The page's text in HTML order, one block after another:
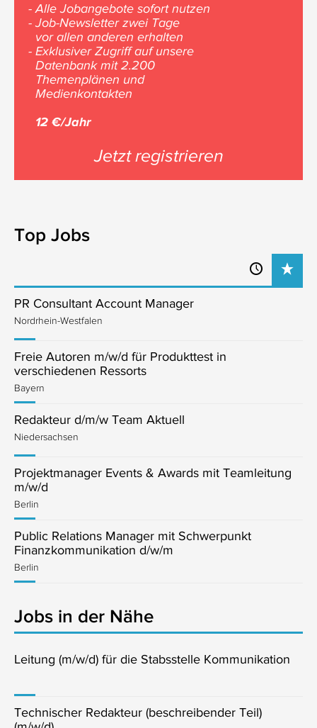
- Alle Jobangebote sofort nutzen
- Job-Newsletter zwei Tage
vor allen anderen erhalten
- Exklusiver Zugriff auf unsere
Datenbank mit 2.200
Themenplänen und
Medienkontakten
12 €/Jahr
Jetzt registrieren
Top Jobs
PR Consultant Account Manager
Nordrhein-Westfalen
Freie Autoren m/w/d für Produkttest in
verschiedenen Ressorts
Bayern
Redakteur d/m/w Team Aktuell
Niedersachsen
Projektmanager Events & Awards mit Teamleitung
m/w/d
Berlin
Public Relations Manager mit Schwerpunkt
Finanzkommunikation d/w/m
Berlin
Jobs in der Nähe
Leitung (m/w/d) für die Stabsstelle Kommunikation
Technischer Redakteur (beschreibender Teil)